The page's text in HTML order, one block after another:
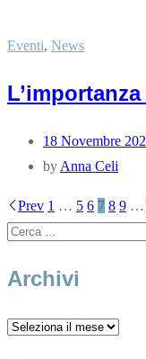
Eventi, News
18 Novembre
by Anna Celi
Prev 1 … 5 6 7 8 9 …
Archivi